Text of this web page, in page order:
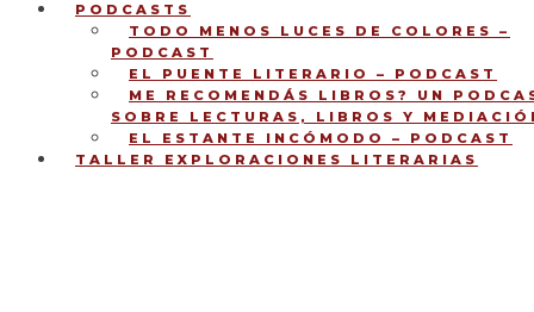
PODCASTS
TODO MENOS LUCES DE COLORES –
PODCAST
EL PUENTE LITERARIO – PODCAST
ME RECOMENDÁS LIBROS? UN
SOBRE LECTURAS, LIBROS Y
EL ESTANTE INCÓMODO – PODCAST
TALLER EXPLORACIONES LITERARIAS